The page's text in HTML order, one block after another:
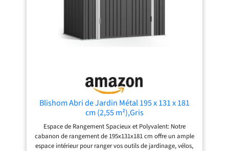
long de l'année. La construction durable fait de l'abri de
jardin une solution durable pour votre jardin, facile
d'entretien et particulièrement durable. Robuste et stable :
supplémentaire (par exemple, des carreaux de bois ou de
béton) pour encore plus de confort et une base propre et
ferme.
Blishom Abri de Jardin Métal 195 x 131 x 181
cm (2,55 m²),Gris
Espace de Rangement Spacieux et Polyvalent: Notre
cabanon de rangement de 195x131x181 cm offre un ample
espace intérieur pour ranger vos outils de jardinage, vélos,